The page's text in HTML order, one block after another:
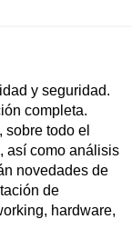
y seguridad.
completa.
todo el
así como análisis
novedades de
de
hardware,